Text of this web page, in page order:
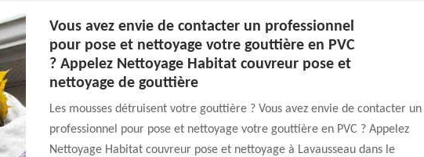
Vous avez envie de contacter un professionnel
pour pose et nettoyage votre gouttière en PVC
? Appelez Nettoyage Habitat couvreur pose et
nettoyage de gouttière
Les mousses détruisent votre gouttière ? Vous avez envie de contacter un
professionnel pour pose et nettoyage votre gouttière en PVC ? Appelez
Nettoyage Habitat couvreur pose et nettoyage à Lavausseau dans le